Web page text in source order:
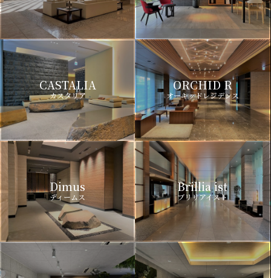
CASTALIA
カスタリア
ORCHID R
オーキッドレジデンス
Dimus
ディームス
Brillia ist
ブリリアイスト